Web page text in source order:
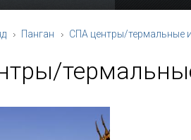
Панган СПА центры/термальные